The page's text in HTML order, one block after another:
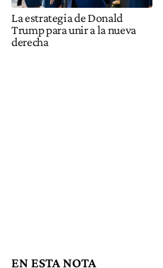
La estrategia de Donald
Trump para unir a la nueva
derecha
EN ESTA NOTA